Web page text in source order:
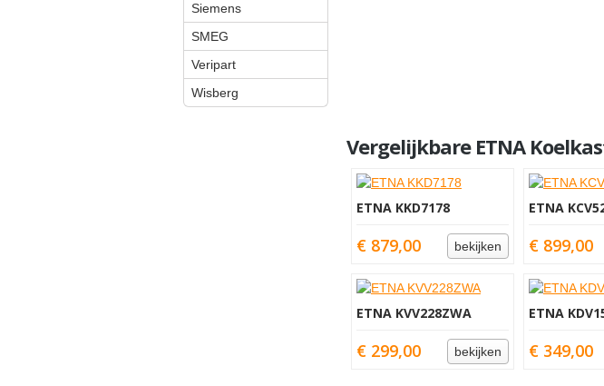
Siemens
SMEG
Veripart
Wisberg
Vergelijkbare ETNA
ETNA KKD7178
€ 879,00 bekijken
ETNA
€ 899,00
ETNA KVV228ZWA
€ 299,00 bekijken
ETNA
€ 349,00